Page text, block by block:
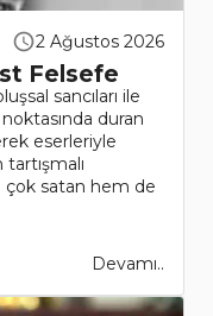
2 Ağustos 2026
Felsefe
sancıları ile
noktasında duran
eserleriyle
çok satan hem de
Devamı..